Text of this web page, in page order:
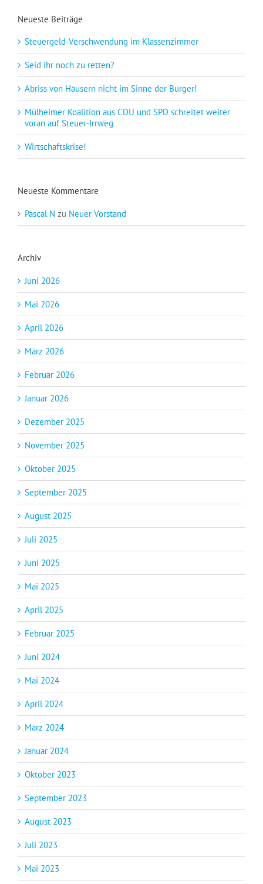
Neueste Beiträge
Steuergeld-Verschwendung im Klassenzimmer
Seid ihr noch zu retten?
Abriss von Häusern nicht im Sinne der Bürger!
Mülheimer Koalition aus CDU und SPD schreitet weiter
voran auf Steuer-Irrweg
Wirtschaftskrise!
Neueste Kommentare
Pascal N zu Neuer Vorstand
Archiv
Juni 2026
Mai 2026
April 2026
März 2026
Februar 2026
Januar 2026
Dezember 2025
November 2025
Oktober 2025
September 2025
August 2025
Juli 2025
Juni 2025
Mai 2025
April 2025
Februar 2025
Juni 2024
Mai 2024
April 2024
März 2024
Januar 2024
Oktober 2023
September 2023
August 2023
Juli 2023
Mai 2023